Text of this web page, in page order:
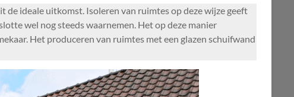
de ideale uitkomst. Isoleren van ruimtes op deze wijze geeft
wel nog steeds waarnemen. Het op deze manier
Het produceren van ruimtes met een glazen schuifwand